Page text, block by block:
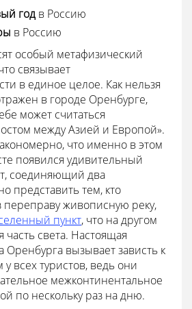
год в Россию
в Россию
особый метафизический
связывает
в единое целое. Как нельзя
в городе Оренбурге,
может считаться
между Азией и Европой».
что именно в этом
появился удивительный
соединяющий два
представить тем, кто
переправу живописную реку,
пункт, что на другом
часть света. Настоящая
Оренбурга вызывает зависть к
всех туристов, ведь они
межконтинентальное
по нескольку раз на дню.